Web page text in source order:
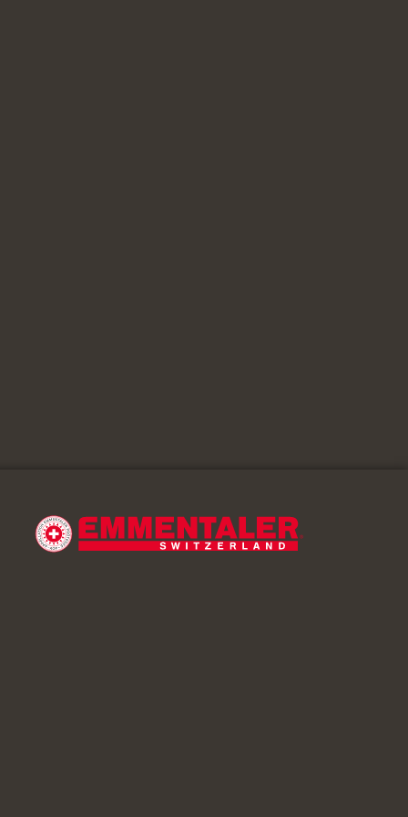
Apéro/Merienda
Bastoncitos de calabacín con